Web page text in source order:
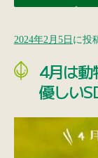
2024年2月5日 に投
4月は動
優しい